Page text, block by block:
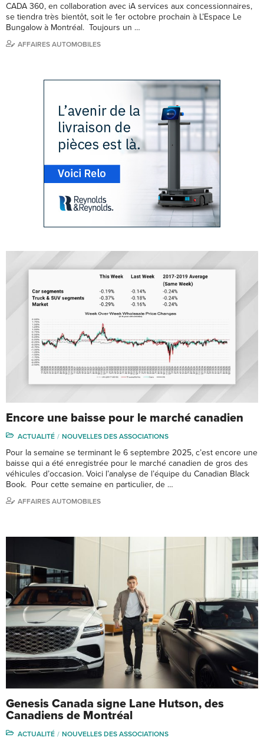
CADA 360, en collaboration avec iA services aux concessionnaires,
se tiendra très bientôt, soit le 1er octobre prochain à L’Espace Le
Bungalow à Montréal. Toujours un …
AFFAIRES AUTOMOBILES
Encore une baisse pour le marché canadien
ACTUALITÉ NOUVELLES DES ASSOCIATIONS
Pour la semaine se terminant le 6 septembre 2025, c’est encore une
baisse qui a été enregistrée pour le marché canadien de gros des
véhicules d’occasion. Voici l’analyse de l’équipe du Canadian Black
Book. Pour cette semaine en particulier, de …
AFFAIRES AUTOMOBILES
Genesis Canada signe Lane Hutson, des
Canadiens de Montréal
ACTUALITÉ NOUVELLES DES ASSOCIATIONS